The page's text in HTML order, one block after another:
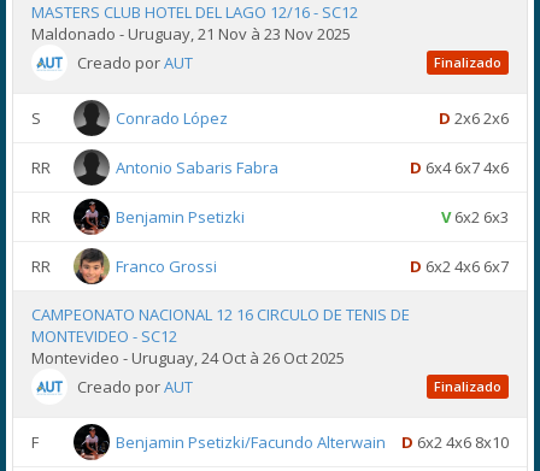
MASTERS CLUB HOTEL DEL LAGO 12/16 - SC12
Maldonado - Uruguay, 21 Nov à 23 Nov 2025
Creado porAUT Finalizado
S Conrado López D 2x6 2x6
RR Antonio Sabaris Fabra D 6x4 6x7 4x6
RR Benjamin Psetizki V6x2 6x3
RR Franco Grossi D 6x2 4x6 6x7
CAMPEONATO NACIONAL 12 16 CIRCULO DE TENIS DE
MONTEVIDEO - SC12
Montevideo - Uruguay, 24 Oct à 26 Oct 2025
Creado porAUT Finalizado
F Benjamin Psetizki/Facundo Alterwain D 6x2 4x6 8x10